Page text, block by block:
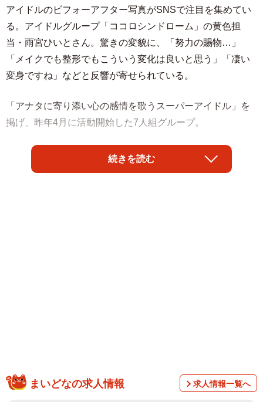
アイドルのビフォーアフター写真がSNSで注目を集めてい
る。アイドルグループ「ココロシンドローム」の黄色担
当・雨宮ひいとさん。驚きの変貌に、「努力の賜物…」
「メイクでも整形でもこういう変化は良いと思う」「凄い
変身ですね」などと反響が寄せられている。
「アナタに寄り添い心の感情を歌うスーパーアイドル」を
掲げ、昨年4月に活動開始した7人組グループ。
雨宮さんはこの日、「アイドルやればね これがこうです
よ」と過去の証明写真と現在の写真を公開。ビフォーで
続きを読む
まいどなの求人情報 求人情報一覧へ